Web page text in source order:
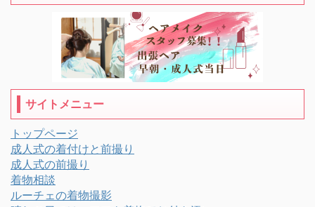
サイトメニュー
トップページ
成人式の着付けと前撮り
成人式の前撮り
着物相談
ルーチェの着物撮影